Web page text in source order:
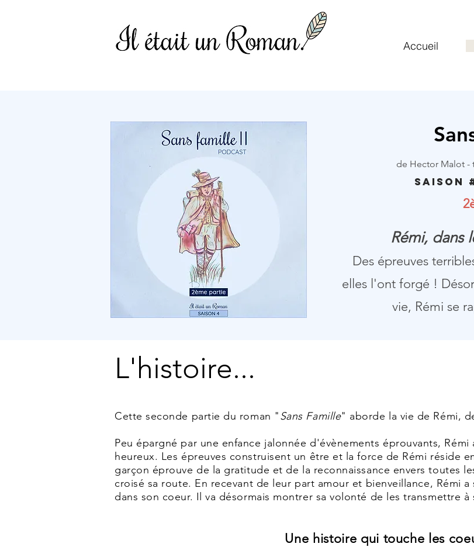
Accueil
de Hector Malot -
Saison
Rémi, dans
Des épreuves
elles l'ont forgé !
vie, Rémi se
L'histoire...
Cette seconde partie du roman "Sans Famille" aborde la vie de Rémi,
Peu épargné par une enfance jalonnée d'évènements éprouvants,
heureux. Les épreuves construisent un être et la force de Rémi réside
garçon éprouve de la gratitude et de la reconnaissance envers toutes
croisé sa route. En recevant de leur part amour et bienveillance, Rémi a
dans son coeur. Il va désormais montrer sa volonté de les transmettre à
Une histoire qui touche les